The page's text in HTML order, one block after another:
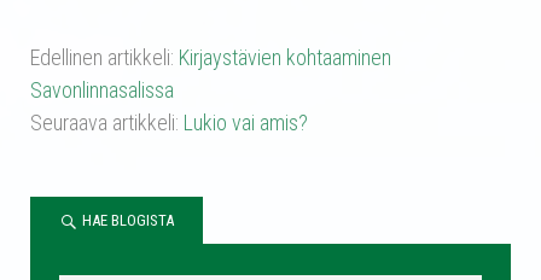
Edellinen artikkeli: Kirjaystävien kohtaaminen
Savonlinnasalissa
Seuraava artikkeli: Lukio vai amis?
HAE BLOGISTA